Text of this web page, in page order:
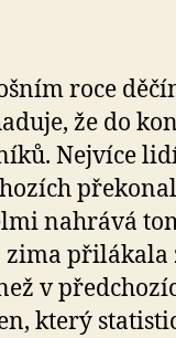
roce
že do
Nejvíce
nahrává
zima přilákala
v
který